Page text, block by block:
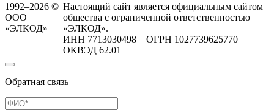
1992–2026 ©
ООО
«ЭЛКОД»
Настоящий сайт является официальным сайтом
общества с ограниченной ответственностью
«ЭЛКОД».
ИНН 7713030498 ОГРН 1027739625770
ОКВЭД 62.01
Обратная связь